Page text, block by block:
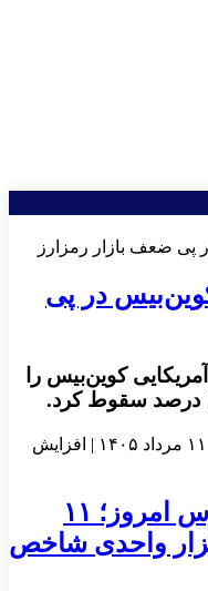
کوین‌بیس در پی
کوین‌بیس را
پایان معاملات در بازار بورس امروز؛ ۱۱
۱۴۰۵ | افزایش ۹۹هزار واحدی شاخص